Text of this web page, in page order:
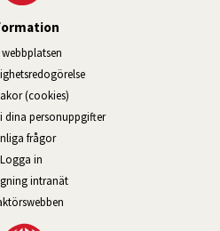
(cookies)
dina personuppgifter
frågor
Logga in
intranätÖppnas i nytt fönster.